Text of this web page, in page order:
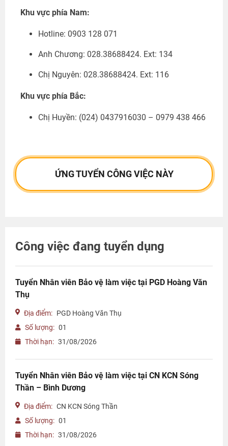
Khu vực phía Nam:
Hotline: 0903 128 071
Anh Chương: 028.38688424. Ext: 134
Chị Nguyên: 028.38688424. Ext: 116
Khu vực phía Bắc:
Chị Huyền: (024) 0437916030 – 0979 438 466
ỨNG TUYỂN CÔNG VIỆC NÀY
Công việc đang tuyển dụng
Tuyển Nhân viên Bảo vệ làm việc tại PGD Hoàng Văn
Thụ
Địa điểm: PGD Hoàng Văn Thụ
Số lượng: 01
Thời hạn: 31/08/2026
Tuyển Nhân viên Bảo vệ làm việc tại CN KCN Sóng
Thần – Bình Dương
Địa điểm: CN KCN Sóng Thần
Số lượng: 01
Thời hạn: 31/08/2026